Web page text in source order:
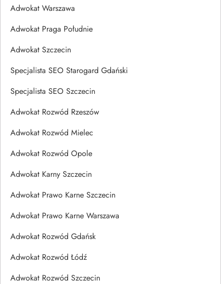
Adwokat Warszawa
Adwokat Praga Południe
Adwokat Szczecin
Specjalista SEO Starogard Gdański
Specjalista SEO Szczecin
Adwokat Rozwód Rzeszów
Adwokat Rozwód Mielec
Adwokat Rozwód Opole
Adwokat Karny Szczecin
Adwokat Prawo Karne Szczecin
Adwokat Prawo Karne Warszawa
Adwokat Rozwód Gdańsk
Adwokat Rozwód Łódź
Adwokat Rozwód Szczecin